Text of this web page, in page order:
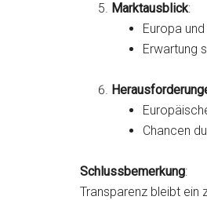
Marktausblick:
Europa
Erwartung
Chancen
Schlussbemerkung:
Transparenz bleibt ein